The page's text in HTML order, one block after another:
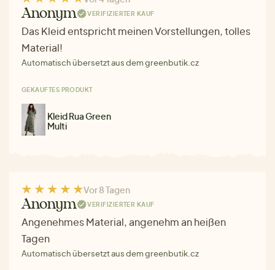
Anonym VERIFIZIERTER KAUF
Das Kleid entspricht meinen Vorstellungen, tolles
Material!
Automatisch übersetzt aus dem greenbutik.cz
GEKAUFTES PRODUKT
Kleid Rua Green
Multi
Vor 8 Tagen
Anonym VERIFIZIERTER KAUF
Angenehmes Material, angenehm an heißen
Tagen
Automatisch übersetzt aus dem greenbutik.cz